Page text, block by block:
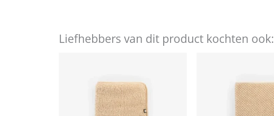
Liefhebbers van dit product kochten ook:
heeft
meerdere
variaties.